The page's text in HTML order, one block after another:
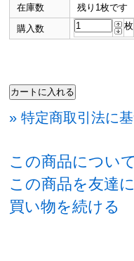
在庫数
残り1枚です
購入数
枚
» 特定商取引法に
この商品につい
この商品を友達
買い物を続ける